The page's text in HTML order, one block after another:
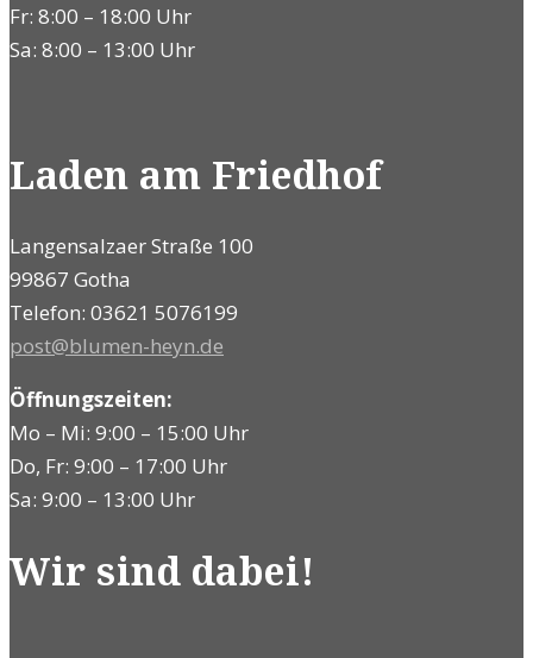
Fr: 8:00 – 18:00 Uhr
Sa: 8:00 – 13:00 Uhr
Laden am Friedhof
Langensalzaer Straße 100
99867 Gotha
Telefon: 03621 5076199
post@blumen-heyn.de
Öffnungszeiten:
Mo – Mi: 9:00 – 15:00 Uhr
Do, Fr: 9:00 – 17:00 Uhr
Sa: 9:00 – 13:00 Uhr
Wir sind dabei!